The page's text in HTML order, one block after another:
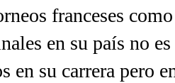
franceses
en su país no
en su carrera pero